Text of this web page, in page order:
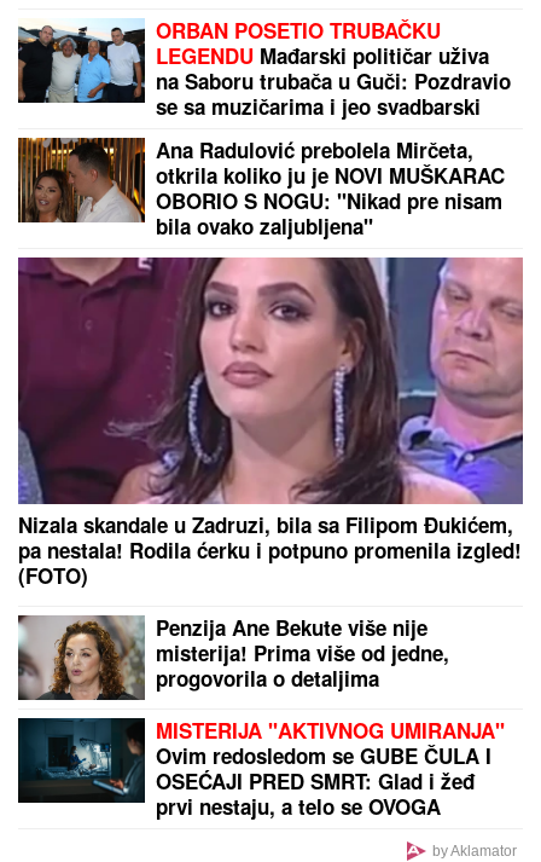
ORBAN POSETIO TRUBAČKU
LEGENDU Mađarski političar uživa
na Saboru trubača u Guči: Pozdravio
se sa muzičarima i jeo svadbarski
Ana Radulović prebolela Mirčeta,
otkrila koliko ju je NOVI MUŠKARAC
OBORIO S NOGU: "Nikad pre nisam
bila ovako zaljubljena"
Nizala skandale u Zadruzi, bila sa Filipom Đukićem,
pa nestala! Rodila ćerku i potpuno promenila izgled!
(FOTO)
Penzija Ane Bekute više nije
misterija! Prima više od jedne,
progovorila o detaljima
MISTERIJA "AKTIVNOG UMIRANJA"
Ovim redosledom se GUBE ČULA I
OSEĆAJI PRED SMRT: Glad i žeđ
prvi nestaju, a telo se OVOGA
by Aklamator